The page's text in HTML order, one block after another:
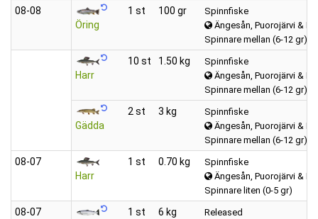
08‑08
Öring
1 st 100 gr
Spinnfiske
Ängesån, Puorojärvi &
Spinnare mellan (6-12 gr)
Harr
10 st 1.50 kg
Spinnfiske
Ängesån, Puorojärvi &
Spinnare mellan (6-12 gr)
Gädda
2 st 3 kg
Spinnfiske
Ängesån, Puorojärvi &
Spinnare mellan (6-12 gr)
08‑07
Harr
1 st 0.70 kg
Spinnfiske
Ängesån, Puorojärvi &
Spinnare liten (0-5 gr)
08‑07
1 st 6 kg
Released